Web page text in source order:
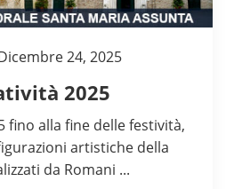
24, 2025
2025
fino alla fine delle festività,
artistiche della
da Romani ...